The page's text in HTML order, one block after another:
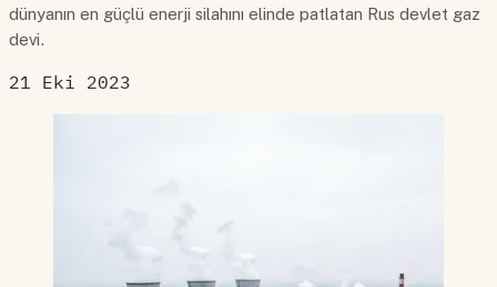
dünyanın en güçlü enerji silahını elinde patlatan Rus devlet gaz
devi.
21 Eki 2023